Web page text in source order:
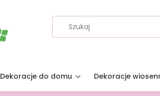
Dekoracje do domu Dekoracje